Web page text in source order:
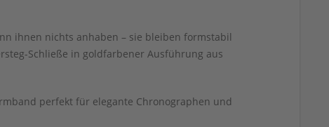
ihnen nichts anhaben – sie bleiben formstabil
Schließe in goldfarbener Ausführung aus
perfekt für elegante Chronographen und